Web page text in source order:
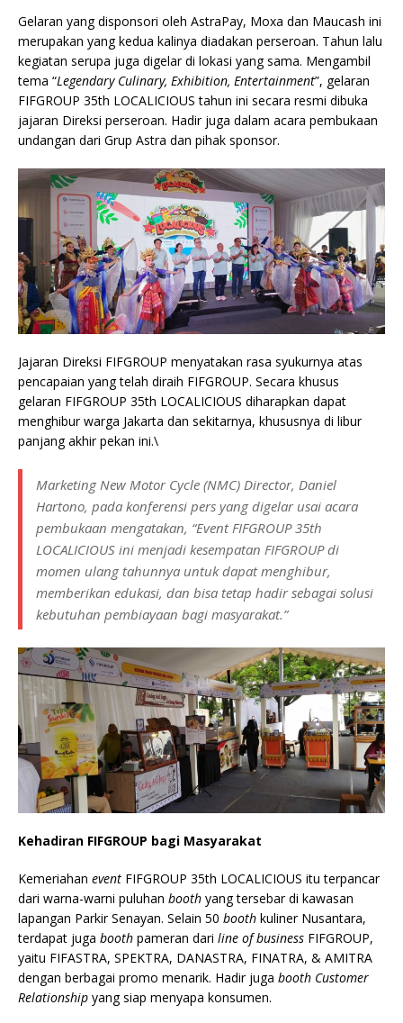
Gelaran yang disponsori oleh AstraPay, Moxa dan Maucash ini
merupakan yang kedua kalinya diadakan perseroan. Tahun lalu
kegiatan serupa juga digelar di lokasi yang sama. Mengambil
tema “Legendary Culinary, Exhibition, Entertainment”, gelaran
FIFGROUP 35th LOCALICIOUS tahun ini secara resmi dibuka
jajaran Direksi perseroan. Hadir juga dalam acara pembukaan
undangan dari Grup Astra dan pihak sponsor.
Jajaran Direksi FIFGROUP menyatakan rasa syukurnya atas
pencapaian yang telah diraih FIFGROUP. Secara khusus
gelaran FIFGROUP 35th LOCALICIOUS diharapkan dapat
menghibur warga Jakarta dan sekitarnya, khususnya di libur
panjang akhir pekan ini.\
Marketing New Motor Cycle (NMC) Director, Daniel
Hartono, pada konferensi pers yang digelar usai acara
pembukaan mengatakan, “EventFIFGROUP 35th
LOCALICIOUS ini menjadi kesempatan FIFGROUP di
momen ulang tahunnya untuk dapat menghibur,
memberikan edukasi, dan bisa tetap hadir sebagai solusi
kebutuhan pembiayaan bagi masyarakat.”
Kehadiran FIFGROUP bagi Masyarakat
Kemeriahan event FIFGROUP 35th LOCALICIOUS itu terpancar
dari warna-warni puluhan booth yang tersebar di kawasan
lapangan Parkir Senayan. Selain 50 booth kuliner Nusantara,
terdapat juga booth pameran dari line of business FIFGROUP,
yaitu FIFASTRA, SPEKTRA, DANASTRA, FINATRA, & AMITRA
dengan berbagai promo menarik. Hadir juga booth Customer
Relationship yang siap menyapa konsumen.